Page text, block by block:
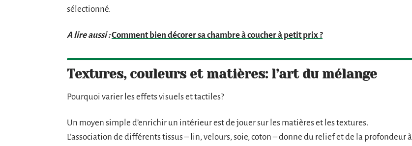
sélectionné.
A lire aussi :Comment bien décorer sa chambre à coucher à petit prix ?
Textures, couleurs et matières: l’art du mélange
Pourquoi varier les effets visuels et tactiles?
Un moyen simple d’enrichir un intérieur est de jouer sur les matières et les textures.
L’association de différents tissus – lin, velours, soie, coton – donne du relief et de la profondeur à